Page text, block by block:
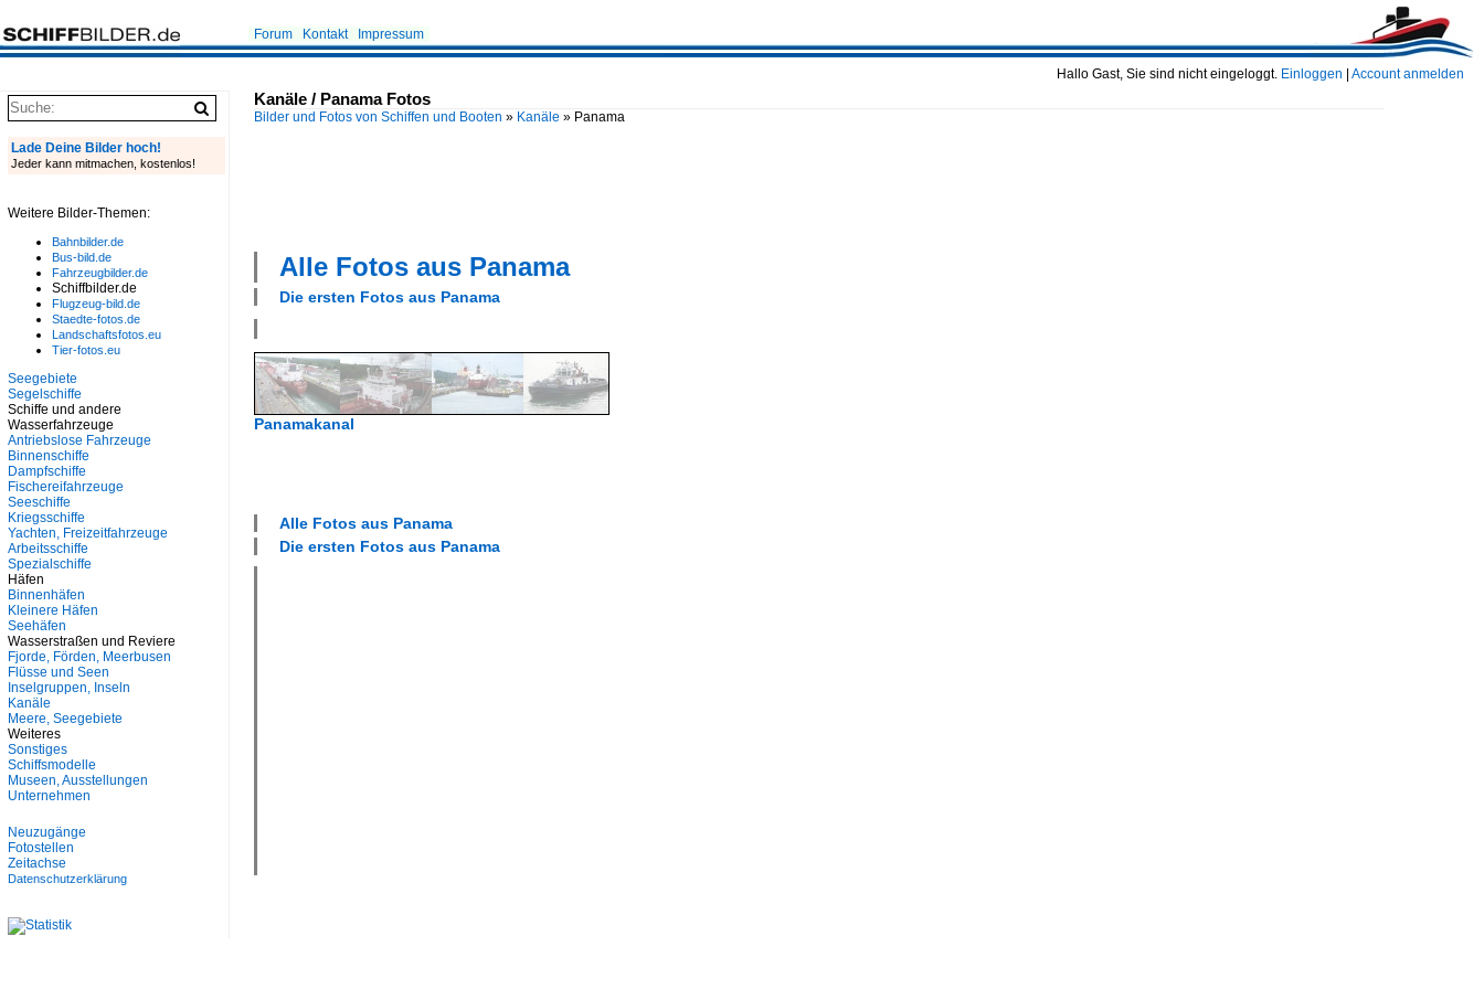
Hallo Gast, Sie sind nicht eingeloggt. Einloggen Account anmelden
Forum Kontakt Impressum
Kanäle / Panama Fotos
Bilder und Fotos von Schiffen und Booten » Kanäle » Panama
Alle Fotos aus Panama
Die ersten Fotos aus Panama
Panamakanal
Alle Fotos aus Panama
Die ersten Fotos aus Panama
Lade Deine Bilder hoch!
Jeder kann mitmachen, kostenlos!
Weitere Bilder-Themen:
Bahnbilder.de
Bus-bild.de
Fahrzeugbilder.de
Schiffbilder.de
Flugzeug-bild.de
Staedte-fotos.de
Landschaftsfotos.eu
Tier-fotos.eu
Seegebiete
Segelschiffe
Schiffe und andere
Wasserfahrzeuge
Antriebslose Fahrzeuge
Binnenschiffe
Dampfschiffe
Fischereifahrzeuge
Seeschiffe
Kriegsschiffe
Yachten, Freizeitfahrzeuge
Arbeitsschiffe
Spezialschiffe
Häfen
Binnenhäfen
Kleinere Häfen
Seehäfen
Wasserstraßen und Reviere
Fjorde, Förden, Meerbusen
Flüsse und Seen
Inselgruppen, Inseln
Kanäle
Meere, Seegebiete
Weiteres
Sonstiges
Schiffsmodelle
Museen, Ausstellungen
Unternehmen
Neuzugänge
Fotostellen
Zeitachse
Datenschutzerklärung